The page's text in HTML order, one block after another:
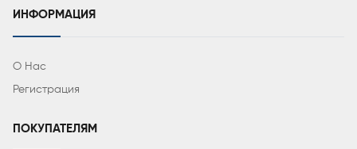
ИНФОРМАЦИЯ
О Нас
Регистрация
ПОКУПАТЕЛЯМ